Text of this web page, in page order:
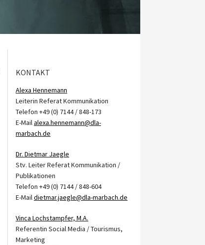
KONTAKT
Alexa Hennemann
Leiterin Referat Kommunikation
Telefon +49 (0) 7144 / 848-173
E-Mailalexa.hennemann@dla-
marbach.de
Dr. Dietmar Jaegle
Stv. Leiter Referat Kommunikation /
Publikationen
Telefon +49 (0) 7144 / 848-604
E-Maildietmar.jaegle@dla-marbach.de
Vinca Lochstampfer, M.A.
Referentin Social Media / Tourismus,
Marketing